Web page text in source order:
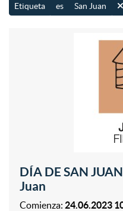
Etiqueta es San Juan
DÍA DE SAN
Juan
Comienza: 24.06.2023